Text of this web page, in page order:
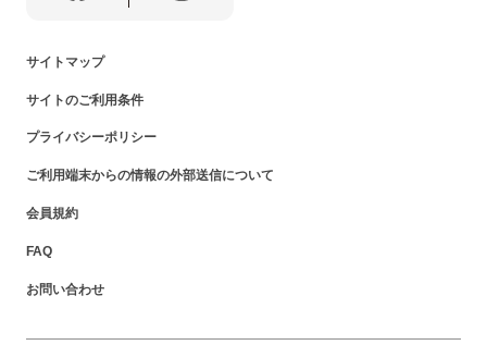
サイトマップ
サイトのご利用条件
プライバシーポリシー
ご利用端末からの情報の外部送信について
会員規約
FAQ
お問い合わせ